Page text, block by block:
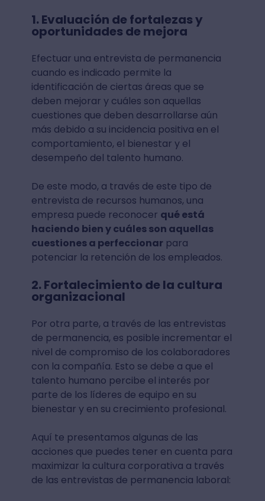
1. Evaluación de fortalezas y
oportunidades de mejora
Efectuar una entrevista de permanencia
cuando es indicado permite la
identificación de ciertas áreas que se
deben mejorar y cuáles son aquellas
cuestiones que deben desarrollarse aún
más debido a su incidencia positiva en el
comportamiento, el bienestar y el
desempeño del talento humano.
De este modo, a través de este tipo de
entrevista de recursos humanos, una
empresa puede reconocer qué está
haciendo bien y cuáles son aquellas
cuestiones a perfeccionar para
potenciar la retención de los empleados.
2. Fortalecimiento de la cultura
organizacional
Por otra parte, a través de las entrevistas
de permanencia, es posible incrementar el
nivel de compromiso de los colaboradores
con la compañía. Esto se debe a que el
talento humano percibe el interés por
parte de los líderes de equipo en su
bienestar y en su crecimiento profesional.
Aquí te presentamos algunas de las
acciones que puedes tener en cuenta para
maximizar la cultura corporativa a través
de las entrevistas de permanencia laboral: